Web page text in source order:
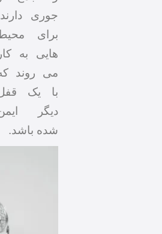
جوری دارند.
برای محیط
هایی به کار
می روند که
با یک قفل
دیگر ایمن
شده باشد.